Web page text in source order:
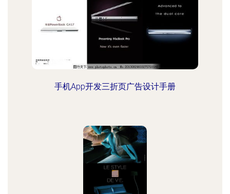
手机App开发三折页广告设计手册